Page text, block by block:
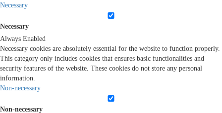
Necessary
Necessary
Always Enabled
Necessary cookies are absolutely essential for the website to function properly.
This category only includes cookies that ensures basic functionalities and
security features of the website. These cookies do not store any personal
information.
Non-necessary
Non-necessary